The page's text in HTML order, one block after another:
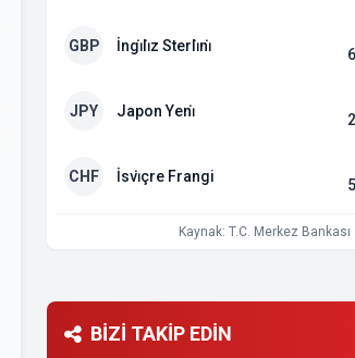
GBP İngi̇li̇z Sterli̇ni̇
JPY Japon Yeni̇
CHF İsvi̇çre Frangi
Kaynak: T.C. Merkez Bankası
BİZİ TAKİP EDİN